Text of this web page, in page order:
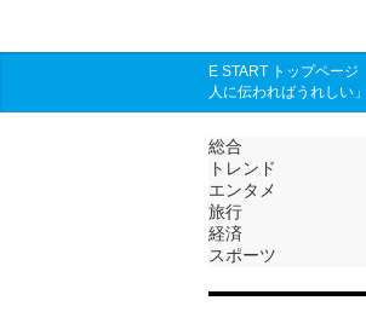
E START トップページ
人に伝わればうれしい」
総合
トレンド
エンタメ
旅行
経済
スポーツ